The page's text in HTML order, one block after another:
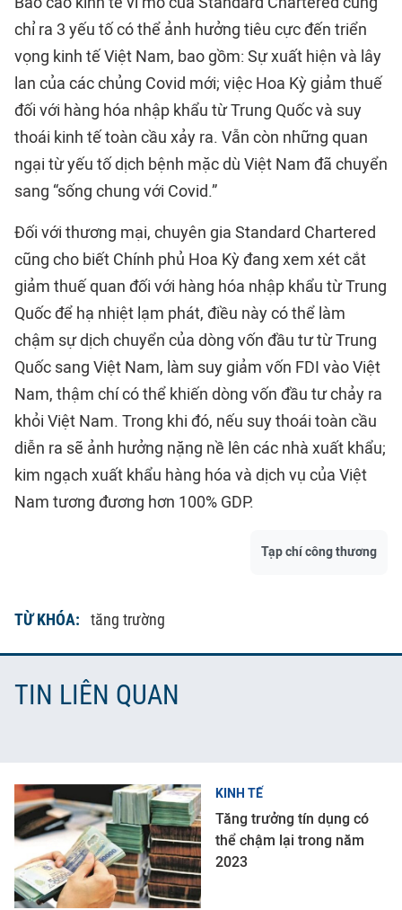
chỉ ra 3 yếu tố có thể ảnh hưởng tiêu cực đến triển
vọng kinh tế Việt Nam, bao gồm: Sự xuất hiện và lây
lan của các chủng Covid mới; việc Hoa Kỳ giảm thuế
đối với hàng hóa nhập khẩu từ Trung Quốc và suy
thoái kinh tế toàn cầu xảy ra. Vẫn còn những quan
ngại từ yếu tố dịch bệnh mặc dù Việt Nam đã chuyển
sang “sống chung với Covid.”
Đối với thương mại, chuyên gia Standard Chartered
cũng cho biết Chính phủ Hoa Kỳ đang xem xét cắt
giảm thuế quan đối với hàng hóa nhập khẩu từ Trung
Quốc để hạ nhiệt lạm phát, điều này có thể làm
chậm sự dịch chuyển của dòng vốn đầu tư từ Trung
Quốc sang Việt Nam, làm suy giảm vốn FDI vào Việt
Nam, thậm chí có thể khiến dòng vốn đầu tư chảy ra
khỏi Việt Nam. Trong khi đó, nếu suy thoái toàn cầu
diễn ra sẽ ảnh hưởng nặng nề lên các nhà xuất khẩu;
kim ngạch xuất khẩu hàng hóa và dịch vụ của Việt
Nam tương đương hơn 100% GDP.
Tạp chí công thương
TỪ KHÓA: tăng trường
TIN LIÊN QUAN
KINH TẾ
Tăng trưởng tín dụng có
thể chậm lại trong năm
2023